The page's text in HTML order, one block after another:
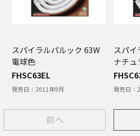
スパイラルパルック 63W
電球色
FHSC63EL
発売日： 2011年9月
スパイ
ナチュ
発売日：
前へ